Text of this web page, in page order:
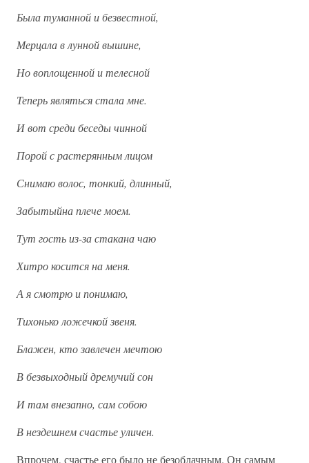
Была туманной и безвестной,
Мерцала в лунной вышине,
Но воплощенной и телесной
Теперь являться стала мне.
И вот среди беседы чинной
Порой с растерянным лицом
Снимаю волос, тонкий, длинный,
Забытыйна плече моем.
Тут гость из-за стакана чаю
Хитро косится на меня.
А я смотрю и понимаю,
Тихонько ложечкой звеня.
Блажен, кто завлечен мечтою
В безвыходный дремучий сон
И там внезапно, сам собою
В нездешнем счастье уличен.
Впрочем, счастье его было не безоблачным. Он самым